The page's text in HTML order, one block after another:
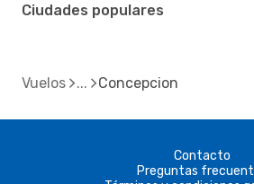
Ciudades populares
Vuelos Concepcion
Contacto
Preguntas